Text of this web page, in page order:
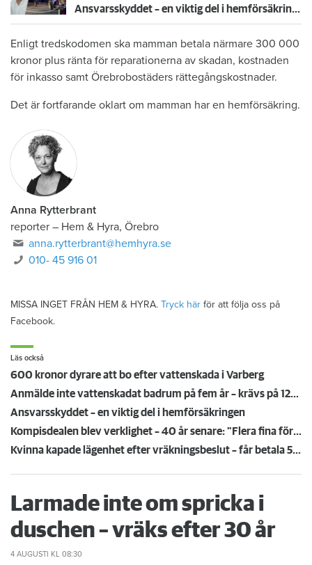
Ansvarsskyddet – en viktig del i hemförsäkringen
Enligt tredskodomen ska mamman betala närmare 300 000
kronor plus ränta för reparationerna av skadan, kostnaden
för inkasso samt Örebrobostäders rättegångskostnader.
Det är fortfarande oklart om mamman har en hemförsäkring.
Anna Rytterbrant
reporter – Hem & Hyra, Örebro
anna.rytterbrant@hemhyra.se
010- 45 916 01
MISSA INGET FRÅN HEM & HYRA. Tryck här för att följa oss på
Facebook.
Läs också
600 kronor dyrare att bo efter vattenskada i Varberg
Anmälde inte vattenskadat badrum på fem år – krävs på 125 000 kronor
Ansvarsskyddet – en viktig del i hemförsäkringen
Kompisdealen blev verklighet – 40 år senare: "Flera fina fördelar med att dela bostad"
Kvinna kapade lägenhet efter vräkningsbeslut – får betala 50 000
Larmade inte om spricka i
duschen – vräks efter 30 år
4 AUGUSTI KL 08:30